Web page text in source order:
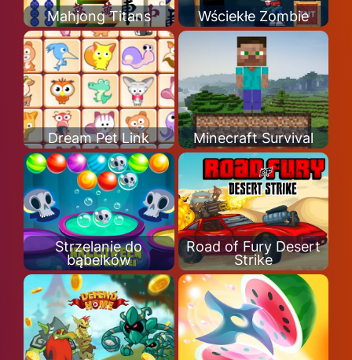
Mahjong Titans Wściekłe Zombie
Dream Pet Link Minecraft Survival
Strzelanie do
bąbelków
Road of Fury Desert
Strike